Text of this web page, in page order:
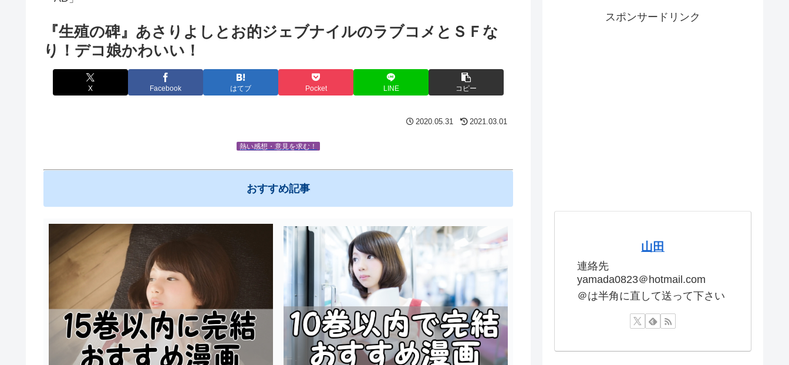
『生殖の碑』あさりよしとお的ジェブナイルのラブコメとＳＦな
り！デコ娘かわいい！
X Facebook はてブ Pocket LINE コピー
2020.05.31 2021.03.01
熱い感想・意見を求む！
おすすめ記事
スポンサードリンク
山田
連絡先
yamada0823＠hotmail.com
＠は半角に直して送って下さい